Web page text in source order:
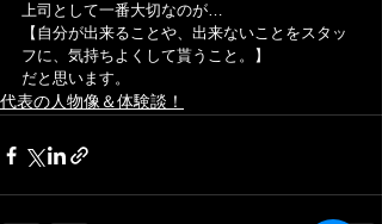
上司として一番大切なのが…
【自分が出来ることや、出来ないことをスタッ
フに、気持ちよくして貰うこと。】
だと思います。
代表の人物像＆体験談！